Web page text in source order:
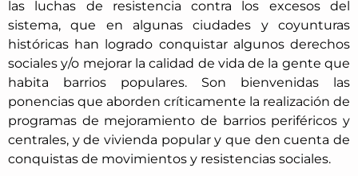
las luchas de resistencia contra los excesos del
sistema, que en algunas ciudades y coyunturas
históricas han logrado conquistar algunos derechos
sociales y/o mejorar la calidad de vida de la gente que
habita barrios populares. Son bienvenidas las
ponencias que aborden críticamente la realización de
programas de mejoramiento de barrios periféricos y
centrales, y de vivienda popular y que den cuenta de
conquistas de movimientos y resistencias sociales.